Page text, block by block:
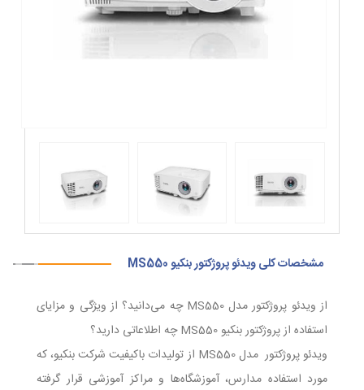
مشخصات کلی ویدئو پروژکتور بنکیو MS550
از ویدئو پروژکتور مدل MS550 چه می‌دانید؟ از ویژگی و مزایای
استفاده از پروژکتور بنکیو MS550 چه اطلاعاتی دارید؟
ویدئو پروژکتور مدل MS550 از تولیدات با‌کیفیت شرکت بنکیو، که
مورد استفاده مدارس، آموزشگاه‌ها و مراکز آموزشی قرار گرفته